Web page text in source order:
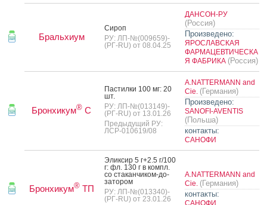
Бральхиум
Си­роп
РУ: ЛП-№(009659)-
(РГ-RU) от 08.04.25
ДАНСОН-РУ
(Россия)
Произведено:
ЯРОСЛАВСКАЯ
ФАРМАЦЕВТИЧЕСКА
Я ФАБРИКА (Россия)
Бронхикум® С
Пас­тилки 100 мг: 20
шт.
РУ: ЛП-№(013149)-
(РГ-RU) от 13.01.26
Предыдущий РУ:
ЛСР-010619/08
A.NATTERMANN and
Cie. (Германия)
Произведено:
SANOFI-AVENTIS
(Польша)
контакты:
САНОФИ
Бронхикум®ТП
Элик­сир 5 г+2.5 г/100
г: фл. 130 г в компл.
со ста­кан­чи­ком-до­
зато­ром
РУ: ЛП-№(013340)-
(РГ-RU) от 23.01.26
A.NATTERMANN and
Cie. (Германия)
контакты: